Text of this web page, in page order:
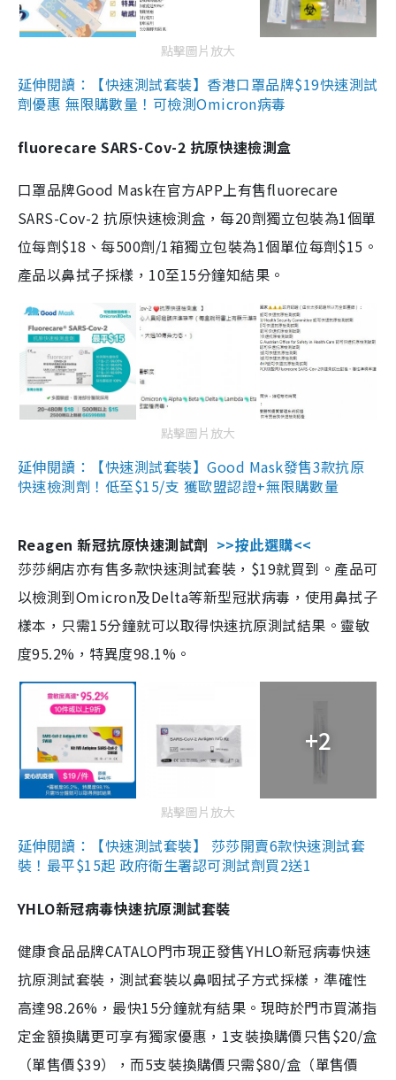
點擊圖片放大
延伸閱讀：【快速測試套裝】香港口罩品牌$19快速測試
劑優惠 無限購數量！可檢測Omicron病毒
fluorecare SARS-Cov-2 抗原快速檢測盒
口罩品牌Good Mask在官方APP上有售fluorecare
SARS-Cov-2 抗原快速檢測盒，每20劑獨立包裝為1個單
位每劑$18、每500劑/1箱獨立包裝為1個單位每劑$15。
產品以鼻拭子採樣，10至15分鐘知結果。
點擊圖片放大
延伸閱讀：【快速測試套裝】Good Mask發售3款抗原
快速檢測劑！低至$15/支 獲歐盟認證+無限購數量
Reagen 新冠抗原快速測試劑 >>按此選購<<
莎莎網店亦有售多款快速測試套裝，$19就買到。產品可
以檢測到Omicron及Delta等新型冠狀病毒，使用鼻拭子
樣本，只需15分鐘就可以取得快速抗原測試結果。靈敏
度95.2%，特異度98.1%。
+2
點擊圖片放大
延伸閱讀：【快速測試套裝】 莎莎開賣6款快速測試套
裝！最平$15起 政府衛生署認可測試劑買2送1
YHLO新冠病毒快速抗原測試套裝
健康食品品牌CATALO門市現正發售YHLO新冠病毒快速
抗原測試套裝，測試套裝以鼻咽拭子方式採樣，準確性
高達98.26%，最快15分鐘就有結果。現時於門市買滿指
定金額換購更可享有獨家優惠，1支裝換購價只售$20/盒
（單售價$39），而5支裝換購價只需$80/盒（單售價